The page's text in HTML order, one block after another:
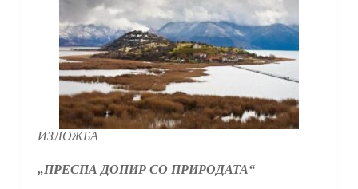
ИЗЛОЖБА
„ПРЕСПА ДОПИР СО ПРИРОДАТА“